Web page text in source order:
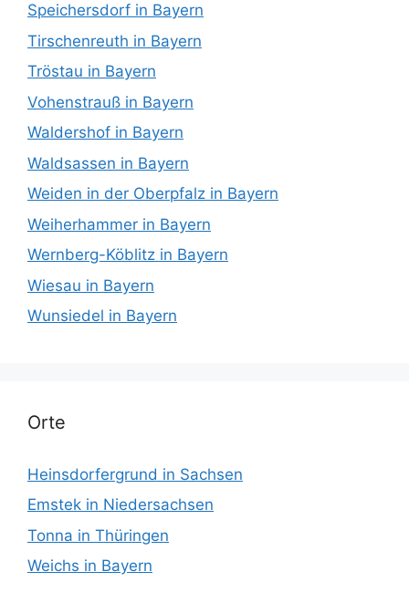
Speichersdorf in Bayern
Tirschenreuth in Bayern
Tröstau in Bayern
Vohenstrauß in Bayern
Waldershof in Bayern
Waldsassen in Bayern
Weiden in der Oberpfalz in Bayern
Weiherhammer in Bayern
Wernberg-Köblitz in Bayern
Wiesau in Bayern
Wunsiedel in Bayern
Orte
Heinsdorfergrund in Sachsen
Emstek in Niedersachsen
Tonna in Thüringen
Weichs in Bayern